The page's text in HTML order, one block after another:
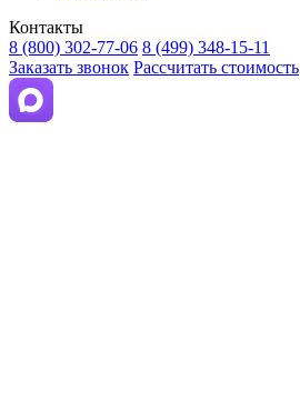
Контакты
8 (800) 302-77-06 8 (499) 348-15-11
Заказать звонок Рассчитать стоимость